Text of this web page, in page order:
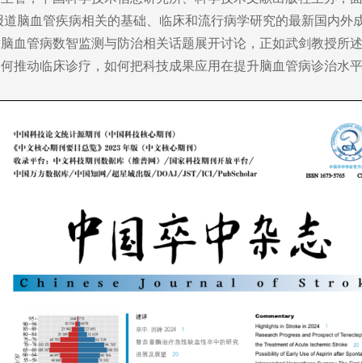
脑血管疾病相关的基础、临床和流行病学研究的最新国内
血管病数智监测与防治相关话题展开讨论，正如武剑教授所
推动临床诊疗，如何把科技成果应用在提升脑血管病诊治水